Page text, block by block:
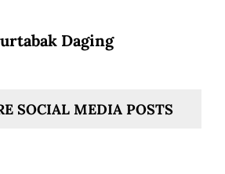
Daging
SOCIAL MEDIA POSTS